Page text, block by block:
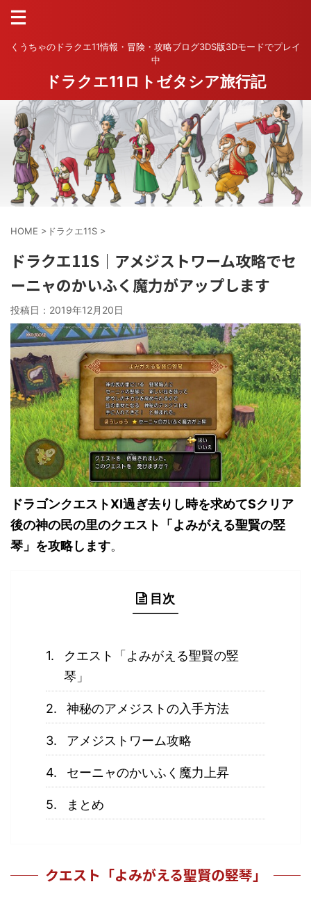
くうちゃのドラクエ11情報・冒険・攻略ブログ3DS版3Dモードでプレイ
中
ドラクエ11ロトゼタシア旅行記
HOME > ドラクエ11S >
ドラクエ11S｜アメジストワーム攻略でセ
ーニャのかいふく魔力がアップします
投稿日： 2019年12月20日
ドラゴンクエストXI過ぎ去りし時を求めてSクリア
後の神の民の里のクエスト「よみがえる聖賢の竪
琴」を攻略します。
目次
クエスト「よみがえる聖賢の竪
琴」
神秘のアメジストの入手方法
アメジストワーム攻略
セーニャのかいふく魔力上昇
まとめ
クエスト「よみがえる聖賢の竪琴」